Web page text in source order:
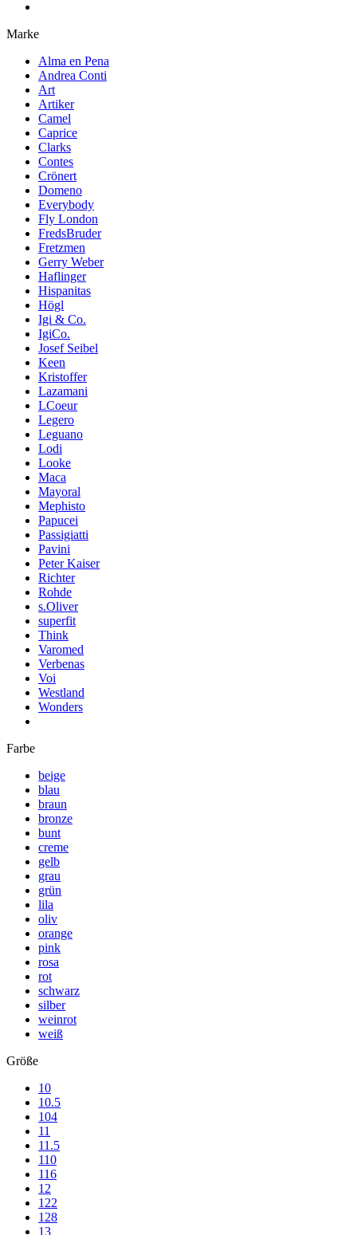
Marke
Alma en Pena
Andrea Conti
Art
Artiker
Camel
Caprice
Clarks
Contes
Crönert
Domeno
Everybody
Fly London
FredsBruder
Fretzmen
Gerry Weber
Haflinger
Hispanitas
Högl
Igi & Co.
IgiCo.
Josef Seibel
Keen
Kristoffer
Lazamani
LCoeur
Legero
Leguano
Lodi
Looke
Maca
Mayoral
Mephisto
Papucei
Passigiatti
Pavini
Peter Kaiser
Richter
Rohde
s.Oliver
superfit
Think
Varomed
Verbenas
Voi
Westland
Wonders
Farbe
beige
blau
braun
bronze
bunt
creme
gelb
grau
grün
lila
oliv
orange
pink
rosa
rot
schwarz
silber
weinrot
weiß
Größe
10
10.5
104
11
11.5
110
116
12
122
128
13